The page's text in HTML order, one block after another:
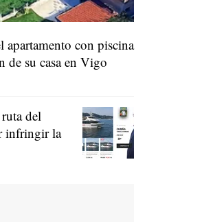
apartamento con piscina
de su casa en Vigo
del
infringir la